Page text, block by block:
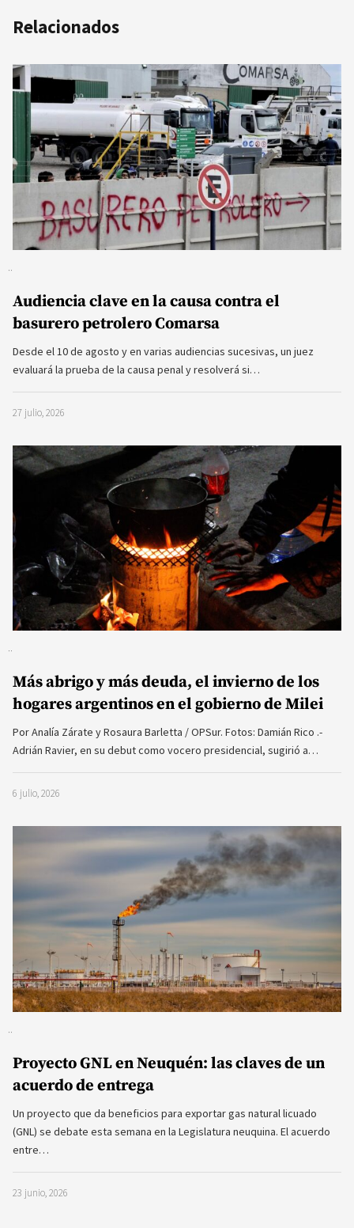
Relacionados
Audiencia clave en la causa contra el
basurero petrolero Comarsa
Desde el 10 de agosto y en varias audiencias sucesivas, un juez
evaluará la prueba de la causa penal y resolverá si…
27 julio, 2026
Más abrigo y más deuda, el invierno de los
hogares argentinos en el gobierno de Milei
Por Analía Zárate y Rosaura Barletta / OPSur. Fotos: Damián Rico .-
Adrián Ravier, en su debut como vocero presidencial, sugirió a…
6 julio, 2026
Proyecto GNL en Neuquén: las claves de un
acuerdo de entrega
Un proyecto que da beneficios para exportar gas natural licuado
(GNL) se debate esta semana en la Legislatura neuquina. El acuerdo
entre…
23 junio, 2026